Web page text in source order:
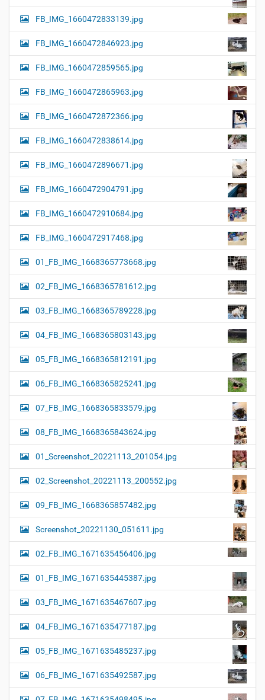
FB_IMG_1660472833139.jpg
FB_IMG_1660472846923.jpg
FB_IMG_1660472859565.jpg
FB_IMG_1660472865963.jpg
FB_IMG_1660472872366.jpg
FB_IMG_1660472838614.jpg
FB_IMG_1660472896671.jpg
FB_IMG_1660472904791.jpg
FB_IMG_1660472910684.jpg
FB_IMG_1660472917468.jpg
01_FB_IMG_1668365773668.jpg
02_FB_IMG_1668365781612.jpg
03_FB_IMG_1668365789228.jpg
04_FB_IMG_1668365803143.jpg
05_FB_IMG_1668365812191.jpg
06_FB_IMG_1668365825241.jpg
07_FB_IMG_1668365833579.jpg
08_FB_IMG_1668365843624.jpg
01_Screenshot_20221113_201054.jpg
02_Screenshot_20221113_200552.jpg
09_FB_IMG_1668365857482.jpg
Screenshot_20221130_051611.jpg
02_FB_IMG_1671635456406.jpg
01_FB_IMG_1671635445387.jpg
03_FB_IMG_1671635467607.jpg
04_FB_IMG_1671635477187.jpg
05_FB_IMG_1671635485237.jpg
06_FB_IMG_1671635492587.jpg